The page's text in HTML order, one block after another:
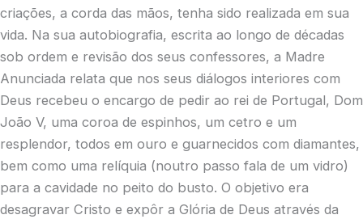
criações, a corda das mãos, tenha sido realizada em sua
vida. Na sua autobiografia, escrita ao longo de décadas
sob ordem e revisão dos seus confessores, a Madre
Anunciada relata que nos seus diálogos interiores com
Deus recebeu o encargo de pedir ao rei de Portugal, Dom
João V, uma coroa de espinhos, um cetro e um
resplendor, todos em ouro e guarnecidos com diamantes,
bem como uma relíquia (noutro passo fala de um vidro)
para a cavidade no peito do busto. O objetivo era
desagravar Cristo e expôr a Glória de Deus através da